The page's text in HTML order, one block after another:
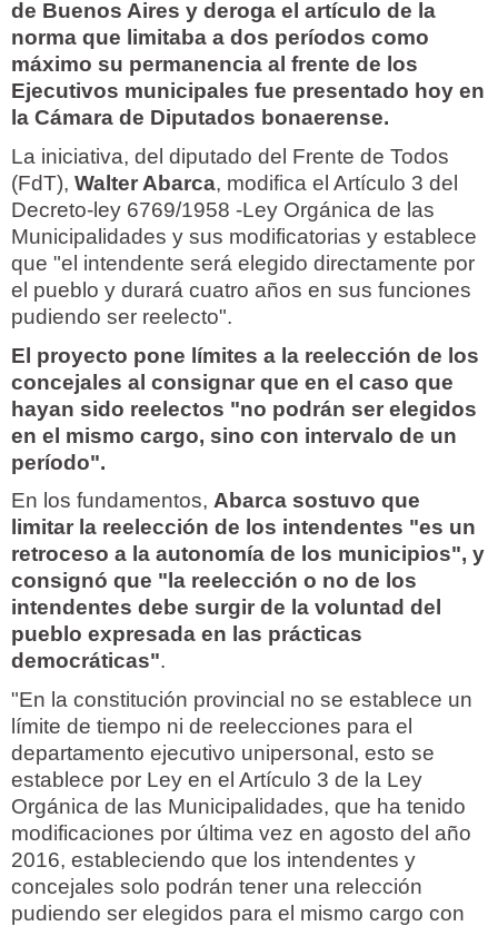
de Buenos Aires y deroga el artículo de la
norma que limitaba a dos períodos como
máximo su permanencia al frente de los
Ejecutivos municipales fue presentado hoy en
la Cámara de Diputados bonaerense.
La iniciativa, del diputado del Frente de Todos
(FdT), Walter Abarca, modifica el Artículo 3 del
Decreto-ley 6769/1958 -Ley Orgánica de las
Municipalidades y sus modificatorias y establece
que "el intendente será elegido directamente por
el pueblo y durará cuatro años en sus funciones
pudiendo ser reelecto".
El proyecto pone límites a la reelección de los
concejales al consignar que en el caso que
hayan sido reelectos "no podrán ser elegidos
en el mismo cargo, sino con intervalo de un
período".
En los fundamentos, Abarca sostuvo que
limitar la reelección de los intendentes "es un
retroceso a la autonomía de los municipios", y
consignó que "la reelección o no de los
intendentes debe surgir de la voluntad del
pueblo expresada en las prácticas
democráticas".
"En la constitución provincial no se establece un
límite de tiempo ni de reelecciones para el
departamento ejecutivo unipersonal, esto se
establece por Ley en el Artículo 3 de la Ley
Orgánica de las Municipalidades, que ha tenido
modificaciones por última vez en agosto del año
2016, estableciendo que los intendentes y
concejales solo podrán tener una relección
pudiendo ser elegidos para el mismo cargo con